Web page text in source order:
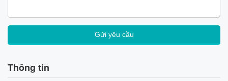
Thông tin